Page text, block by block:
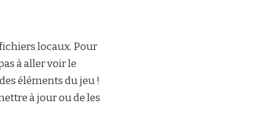
locaux. Pour
à aller voir le
éléments du jeu !
à jour ou de les